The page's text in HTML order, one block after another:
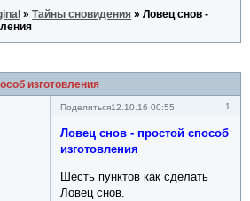
»Тайны сновидения »Ловец снов -
изготовления
Поделиться 1
12.10.16 00:55
Ловец снов - простой способ
изготовления
Шесть пунктов как сделать
Ловец снов.